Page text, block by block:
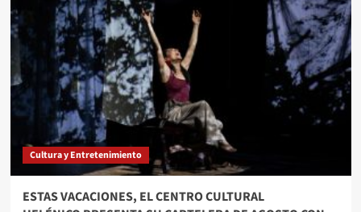
Cultura y Entretenimiento
ESTAS VACACIONES, EL CENTRO CULTURAL